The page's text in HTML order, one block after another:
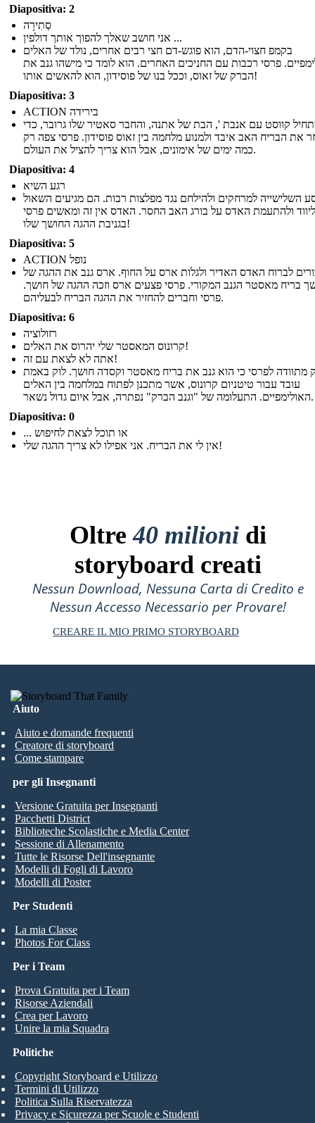
Diapositiva: 2
סְתִירָה
אני חושב שאלך להפוך אותך דולפין ...
בקמפ חצוי-הדם, הוא פוגש-דם חצי רבים אחרים, נולד של האלים
פרסי רכבות עם החניכים האחרים. הוא לומד כי מישהו גנב את
הברק של זאוס, וככל בנו של פוסידון, הוא להאשים אותו!
Diapositiva: 3
ACTION בירידה
קווסט עם אנבת ', הבת של אתנה, והחבר סאטיר שלו גרובר, כדי
את הבריח האב איבד ולמנוע מלחמה בין זאוס פוסידון. פרסי צפה רק
כמה ימים של אימונים, אבל הוא צריך להציל את העולם.
Diapositiva: 4
רגע השיא
השלישייה למרחקים ולהילחם נגד מפלצות רבות. הם מגיעים השאול
ולהתעמת האדס על בורג האב החסר. האדס אין זה ומאשים פרסי
בגניבת ההגה החושך שלו!
Diapositiva: 5
ACTION נופל
לברוח האדס האדיר ולגלות ארס על החוף. ארס גנב את ההגה של
בריח מאסטר הגנב המקורי. פרסי פצעים ארס וזכה ההגה של חושך.
פרסי וחברים להחזיר את ההגה הבריח לבעליהם.
Diapositiva: 6
רזולוציה
קרונוס המאסטר שלי יהרוס את האלים!
אתה לא לצאת עם זה!
מתוודה לפרסי כי הוא גנב את בריח מאסטר וקסדה חושך. לוק באמת
עובד עבור טיטניום קרונוס, אשר מתכנן לפתוח במלחמה בין האלים
האולימפיים. התעלומה של "וגנב הברק" נפתרה, אבל איום גדול נשאר.
Diapositiva: 0
... או תוכל לצאת לחיפוש
אין לי את הבריח. אני אפילו לא צריך ההגה שלי!
Oltre40 milioni di
storyboard creati
Nessun Download, Nessuna Carta di Credito e
Nessun Accesso Necessario per Provare!
CREARE IL MIO PRIMO STORYBOARD
Aiuto
Aiuto e domande frequenti
Creatore di storyboard
Come stampare
Per Studenti
La mia Classe
Photos For Class
per gli Insegnanti
Versione Gratuita per Insegnanti
Pacchetti District
Biblioteche Scolastiche e Media Center
Sessione di Allenamento
Tutte le Risorse Dell'insegnante
Modelli di Fogli di Lavoro
Modelli di Poster
Per i Team
Prova Gratuita per i Team
Risorse Aziendali
Crea per Lavoro
Unire la mia Squadra
Politiche
Copyright Storyboard e Utilizzo
Termini di Utilizzo
Politica Sulla Riservatezza
Privacy e Sicurezza per Scuole e Studenti